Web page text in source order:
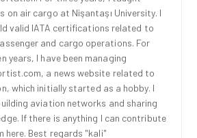
on air cargo at Nişantaşı University. I
valid IATA certifications related to
and cargo operations. For
years, I have been managing
a news website related to
which initially started as a hobby. I
aviation networks and sharing
If there is anything I can contribute
here. Best regards "kali"